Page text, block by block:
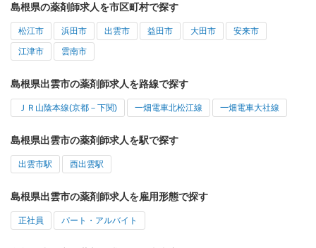
島根県の薬剤師求人を市区町村で探す
松江市 浜田市 出雲市 益田市 大田市 安来市
江津市 雲南市
島根県出雲市の薬剤師求人を路線で探す
ＪＲ山陰本線(京都－下関) 一畑電車北松江線 一畑電車大社線
島根県出雲市の薬剤師求人を駅で探す
出雲市駅 西出雲駅
島根県出雲市の薬剤師求人を雇用形態で探す
正社員 パート・アルバイト